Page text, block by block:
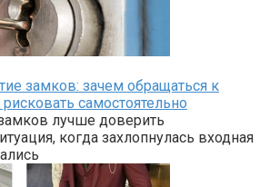
замков: зачем обращаться к
самостоятельно
лучше доверить
когда захлопнулась входная